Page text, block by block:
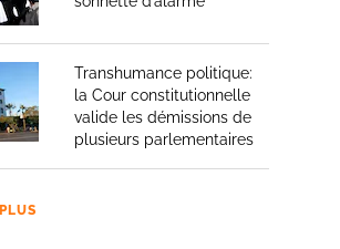
Transhumance politique:
la Cour constitutionnelle
valide les démissions de
plusieurs parlementaires